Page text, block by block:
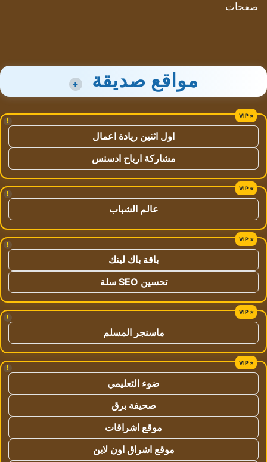
صفحات
مواقع صديقة +
!
اول اثنين ريادة اعمال
مشاركة ارباح ادسنس
!
عالم الشباب
!
باقة باك لينك
تحسين SEO سلة
!
ماسنجر المسلم
!
ضوء التعليمي
صحيفة برق
موقع اشراقات
موقع اشراق اون لاين